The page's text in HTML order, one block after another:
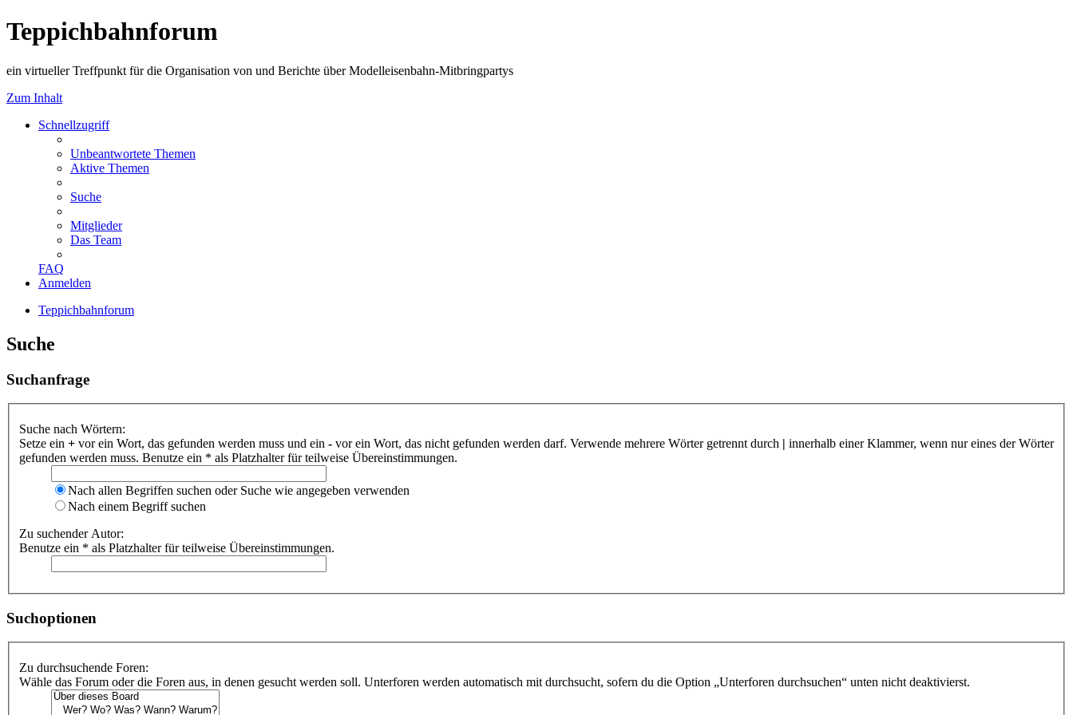
Teppichbahnforum
ein virtueller Treffpunkt für die Organisation von und Berichte über Modelleisenbahn-Mitbringpartys
Zum Inhalt
Schnellzugriff
Unbeantwortete Themen
Aktive Themen
Suche
Mitglieder
Das Team
FAQ
Anmelden
Teppichbahnforum
Suche
Suchanfrage
Suche nach Wörtern:
Setze ein + vor ein Wort, das gefunden werden muss und ein - vor ein Wort, das nicht gefunden werden darf. Verwende mehrere Wörter getrennt durch | innerhalb einer Klammer, wenn nur eines der Wörter
gefunden werden muss. Benutze ein * als Platzhalter für teilweise Übereinstimmungen.
Nach allen Begriffen suchen oder Suche wie angegeben verwenden
Nach einem Begriff suchen
Zu suchender Autor:
Benutze ein * als Platzhalter für teilweise Übereinstimmungen.
Suchoptionen
Zu durchsuchende Foren:
Wähle das Forum oder die Foren aus, in denen gesucht werden soll. Unterforen werden automatisch mit durchsucht, sofern du die Option „Unterforen durchsuchen“ unten nicht deaktivierst.